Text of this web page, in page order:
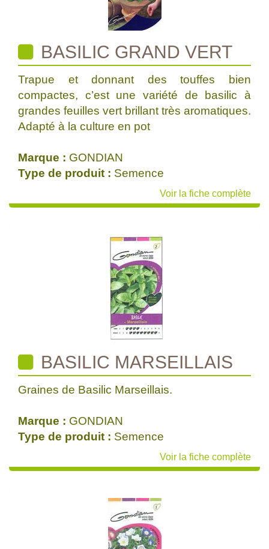
BASILIC GRAND VERT
Trapue et donnant des touffes bien
compactes, c’est une variété de basilic à
grandes feuilles vert brillant très aromatiques.
Adapté à la culture en pot
Marque : GONDIAN
Type de produit : Semence
Voir la fiche complète
BASILIC MARSEILLAIS
Graines de Basilic Marseillais.
Marque : GONDIAN
Type de produit : Semence
Voir la fiche complète